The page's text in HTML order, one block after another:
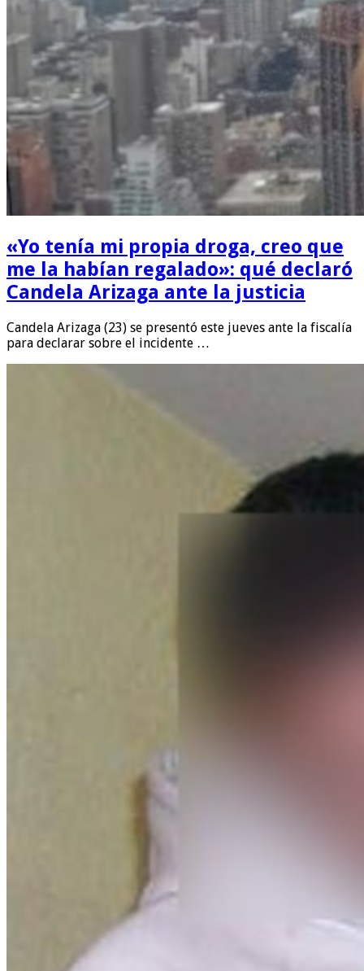
«Yo tenía mi propia droga, creo que
me la habían regalado»: qué declaró
Candela Arizaga ante la justicia
Candela Arizaga (23) se presentó este jueves ante la fiscalía
para declarar sobre el incidente …